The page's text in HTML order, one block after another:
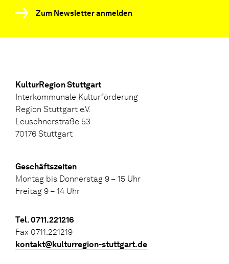
Zum Newsletter anmelden
KulturRegion Stuttgart
Interkommunale Kulturförderung
Region Stuttgart e.V.
Leuschnerstraße 53
70176 Stuttgart
Geschäftszeiten
Montag bis Donnerstag 9 – 15 Uhr
Freitag 9 – 14 Uhr
Tel. 0711.221216
Fax 0711.221219
kontakt@kulturregion-stuttgart.de